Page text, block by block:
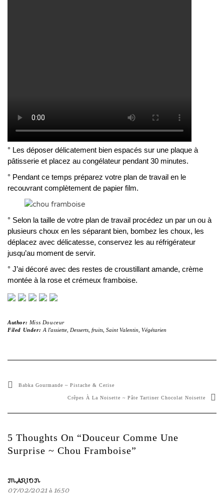
° Les déposer délicatement bien espacés sur une plaque à
pâtisserie et placez au congélateur pendant 30 minutes.
° Pendant ce temps préparez votre plan de travail en le
recouvrant complètement de papier film.
° Selon la taille de votre plan de travail procédez un par un ou à
plusieurs choux en les séparant bien, bombez les choux, les
déplacez avec délicatesse, conservez les au réfrigérateur
jusqu’au moment de servir.
° J’ai décoré avec des restes de croustillant amande, crème
montée à la rose et crémeux framboise.
Author: Miss Douceur
Filed Under: A l'assiette, Desserts, fruits, Saint Valentin Végétarien
Babka Gourmande ~ Pistache & Cerise
Crêpes À La Noisette ~ Pâte Tartiner Chocolat Noisette
5 Thoughts On “Douceur Comme Une
Surprise ~ Chou Framboise”
MARION
07/02/2021 à 16:50